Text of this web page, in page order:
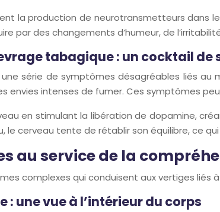
la production de neurotransmetteurs dans
par des changements d’humeur, de
tabagique : un cocktail de
série de symptômes désagréables liés
envies intenses de fumer. Ces symptômes
en stimulant la libération de dopamine,
le cerveau tente de rétablir son équilibre, ce
au service de la
complexes qui conduisent aux vertiges
: une vue à l’intérieur du corps